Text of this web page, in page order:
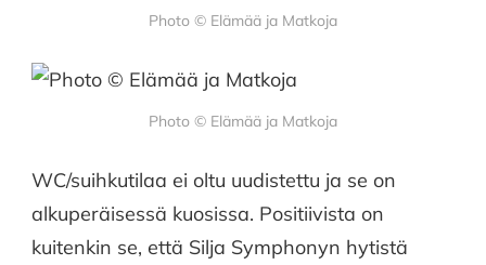
Photo © Elämää ja Matkoja
Photo © Elämää ja Matkoja
WC/suihkutilaa ei oltu uudistettu ja se on
alkuperäisessä kuosissa. Positiivista on
kuitenkin se, että Silja Symphonyn hytistä